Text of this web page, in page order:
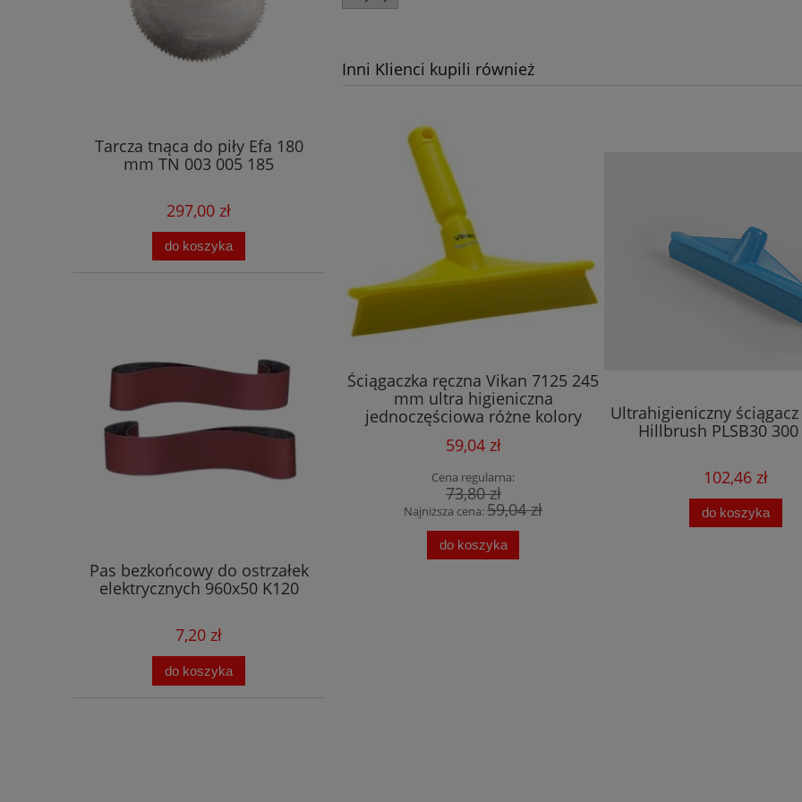
Tarcza tnąca do piły Efa 180
mm TN 003 005 185
297,00 zł
do koszyka
Pas bezkońcowy do ostrzałek
elektrycznych 960x50 K120
7,20 zł
do koszyka
Inni Klienci kupili również
Ściągaczka ręczna Vikan 7125 245
mm ultra higieniczna
jednoczęściowa różne kolory
59,04 zł
Cena regularna:
73,80 zł
Najniższa cena:59,04 zł
do koszyka
Ultrahigieniczny
Hillbrush PLSB30
102,46 zł
do koszyka